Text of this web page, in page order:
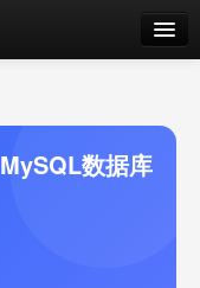
数据库